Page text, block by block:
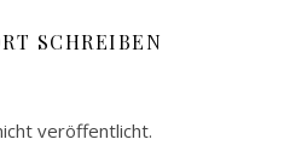
SCHREIBEN
veröffentlicht.